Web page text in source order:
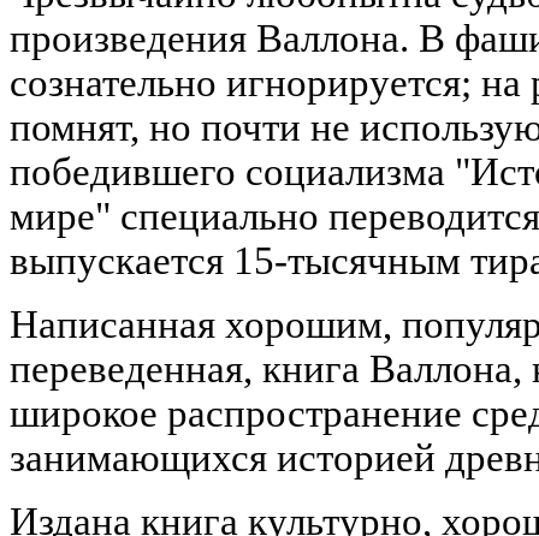
произведения Валлона. В
сознательно игнорируется;
помнят, но почти не
победившего социализма
мире" специально
выпускается 15-тысячным
Написанная хорошим,
переведенная, книга
широкое распространение
занимающихся историей
Издана книга культурно,